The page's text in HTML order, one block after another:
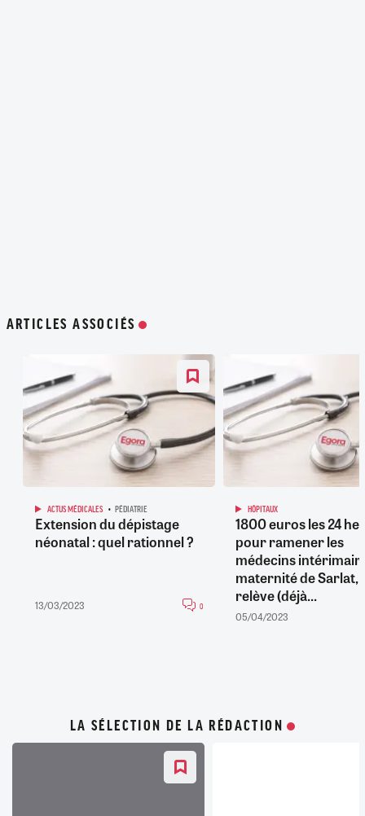
ARTICLES ASSOCIÉS
ACTUS MÉDICALES PÉDIATRIE
Extension du dépistage
néonatal : quel rationnel ?
13/03/2023 0
HÔPITAUX
1800 euros les 24
pour ramener les
médecins
maternité de Sarlat,
relève (déjà...
05/04/2023
LA SÉLECTION DE LA RÉDACTION